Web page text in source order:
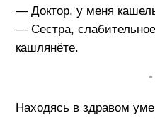
— Доктор, у меня
— Сестра,
кашлянёте.
Находясь в здравом